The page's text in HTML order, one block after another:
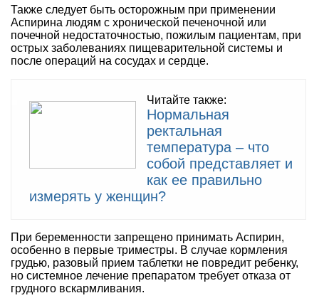
Также следует быть осторожным при применении
Аспирина людям с хронической печеночной или
почечной недостаточностью, пожилым пациентам, при
острых заболеваниях пищеварительной системы и
после операций на сосудах и сердце.
Читайте также:
Нормальная
ректальная
температура – что
собой представляет и
как ее правильно
измерять у женщин?
При беременности запрещено принимать Аспирин,
особенно в первые триместры. В случае кормления
грудью, разовый прием таблетки не повредит ребенку,
но системное лечение препаратом требует отказа от
грудного вскармливания.